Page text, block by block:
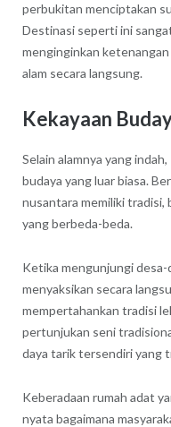
perbukitan menciptakan
Destinasi seperti ini
menginginkan
alam secara langsung.
Kekayaan
Selain alamnya yang
budaya yang luar biasa.
nusantara memiliki tradisi,
yang berbeda-beda.
Ketika mengunjungi
menyaksikan secara
mempertahankan tradisi
pertunjukan seni
daya tarik tersendiri yang
Keberadaan rumah adat
nyata bagaimana